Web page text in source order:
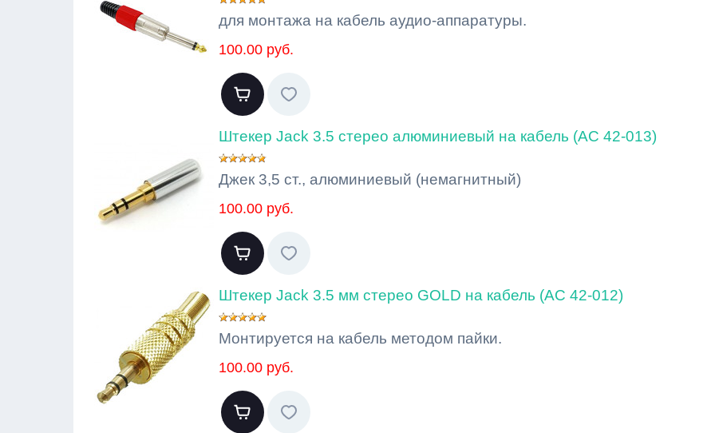
для монтажа на кабель аудио-аппаратуры.
100.00 руб.
Штекер Jack 3.5 стерео алюминиевый на кабель (AC 42-013)
Джек 3,5 ст., алюминиевый (немагнитный)
100.00 руб.
Штекер Jack 3.5 мм cтерео GOLD на кабель (AC 42-012)
Монтируется на кабель методом пайки.
100.00 руб.